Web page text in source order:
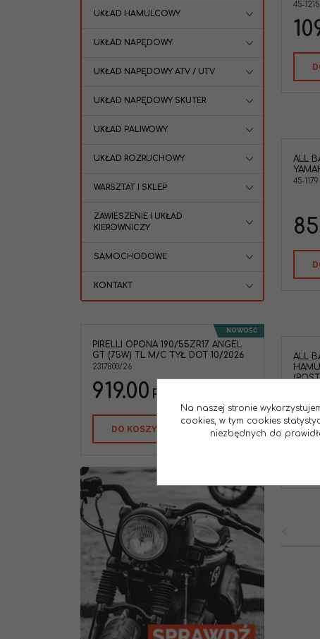
45-1215
ALL
45-1179
ALL
UKŁAD HAMULCOWY
UKŁAD NAPĘDOWY
UKŁAD NAPĘDOWY ATV / UTV
UKŁAD NAPĘDOWY SKUTER
UKŁAD PALIWOWY
UKŁAD ROZRUCHOWY
WARSZTAT I SKLEP
ZAWIESZENIE I UKŁAD
KIEROWNICZY
SAMOCHODOWE
KONTAKT
NOWOŚĆ
PIRELLI OPONA 190/55ZR17 ANGEL
GT (75W) TL M/C TYŁ DOT 10/2026
2317800/26
919.00 PLN
DO KOSZYKA
Na naszej stronie
cookies, w tym cookies
niezbędnych do